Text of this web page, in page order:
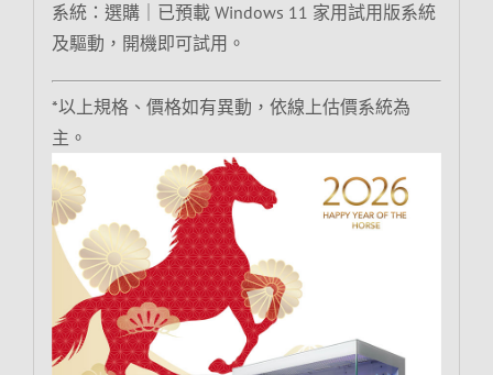
系統：選購｜已預載 Windows 11 家用試用版系統
及驅動，開機即可試用。
*以上規格、價格如有異動，依線上估價系統為
主。